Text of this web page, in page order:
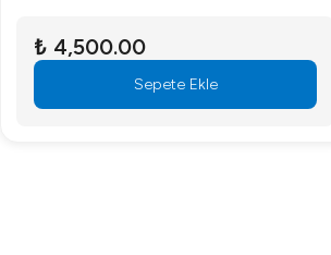
₺ 4,500.00
Sepete Ekle